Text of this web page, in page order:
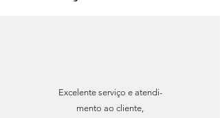
Excelente serviço e atendi-
mento ao cliente,